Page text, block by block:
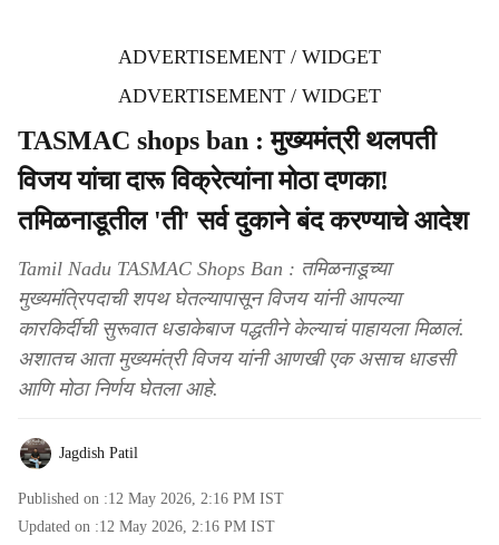
ADVERTISEMENT / WIDGET
ADVERTISEMENT / WIDGET
TASMAC shops ban : मुख्यमंत्री थलपती
विजय यांचा दारू विक्रेत्यांना मोठा दणका!
तमिळनाडूतील 'ती' सर्व दुकाने बंद करण्याचे आदेश
Tamil Nadu TASMAC Shops Ban : तमिळनाडूच्या
मुख्यमंत्रि‍पदाची शपथ घेतल्यापासून विजय यांनी आपल्या
कारकि‍र्दीची सुरूवात धडाकेबाज पद्धतीने केल्याचं पाहायला मिळालं.
अशातच आता मुख्यमंत्री विजय यांनी आणखी एक असाच धाडसी
आणि मोठा निर्णय घेतला आहे.
Jagdish Patil
Published on :12 May 2026, 2:16 PM IST
Updated on :12 May 2026, 2:16 PM IST